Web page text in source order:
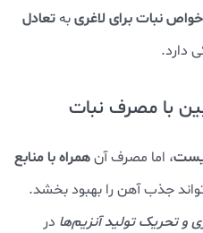
خواص نبات برای لاغریبهتعادل
دارد.
، اما مصرف آنهمراه با منابع
جذب آهن را بهبود بخشد.
و تحریک تولید آنزیم‌ها در